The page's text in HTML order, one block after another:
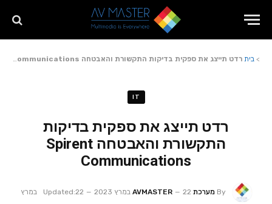
> בית רדט תייצג את ספקית בדיקות התקשורת והאבטחה Spirent Communications
IT
רדט תייצג את ספקית בדיקות
התקשורת והאבטחה Spirent
Communications
By מערכת AVMASTER 22 במרץ 2023 Updated:
22 במרץ